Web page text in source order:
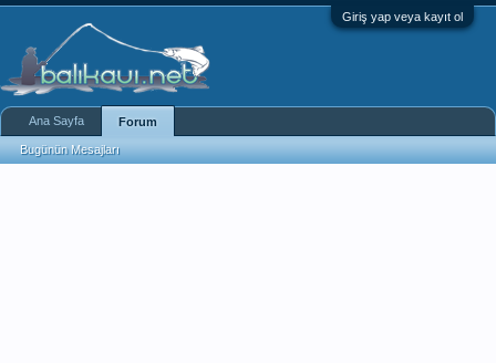
Giriş yap veya kayıt ol
Ana Sayfa Forum
Bugünün Mesajları